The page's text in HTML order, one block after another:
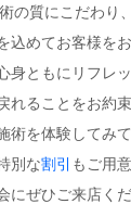
の質にこだわり
込めてお客様を
身ともにリフレ
れることをお約
術を体験してみて
別な割引 もご用
にぜひご来店く